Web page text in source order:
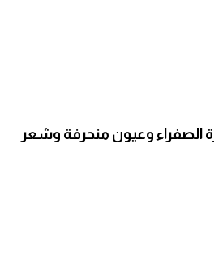
الصفراء وعيون منحرفة وشعر